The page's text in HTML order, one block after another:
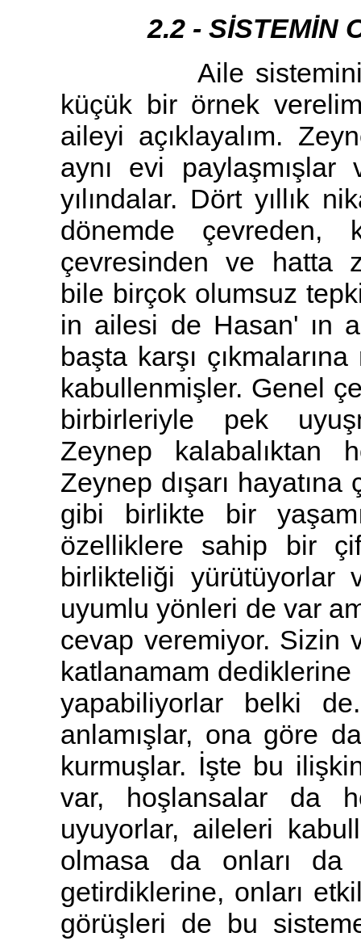
2.2 - SİSTEMİN
Aile sisteminin
küçük bir örnek
aileyi açıklayalım.
aynı evi
yılındalar. Dört yıllık
dönemde çevreden,
çevresinden ve hatta
bile birçok olumsuz
in ailesi de Hasan' ın
başta karşı
kabullenmişler. Genel
birbirleriyle pek
Zeynep kalabalıktan
Zeynep dışarı
gibi birlikte bir
özelliklere sahip bir
birlikteliği
uyumlu yönleri de var
cevap veremiyor. Sizin
katlanamam
yapabiliyorlar belki
anlamışlar, ona göre
kurmuşlar. İşte bu
var, hoşlansalar da
uyuyorlar, aileleri
olmasa da onları da
getirdiklerine, onları
görüşleri de bu